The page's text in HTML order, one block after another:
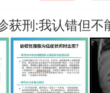
获刑:我认错但不